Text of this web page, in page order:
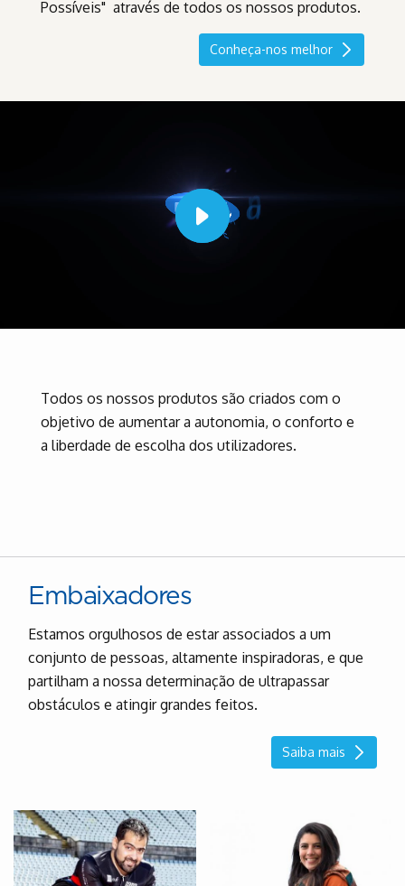
Possíveis" através de todos os nossos produtos.
Conheça-nos melhor
Todos os nossos produtos são criados com o
objetivo de aumentar a autonomia, o conforto e
a liberdade de escolha dos utilizadores.
Embaixadores
Estamos orgulhosos de estar associados a um
conjunto de pessoas, altamente inspiradoras, e que
partilham a nossa determinação de ultrapassar
obstáculos e atingir grandes feitos.
Saiba mais